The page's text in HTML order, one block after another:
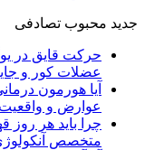
جدید محبوب تصادفی
حرکت قایق در
عضلات کور و
آیا هورمون
عوارض و
متخصص